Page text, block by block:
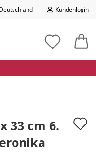
Deutschland Kundenlogin
33 cm 6.